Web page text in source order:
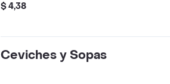
$ 4,38
Ceviches y Sopas